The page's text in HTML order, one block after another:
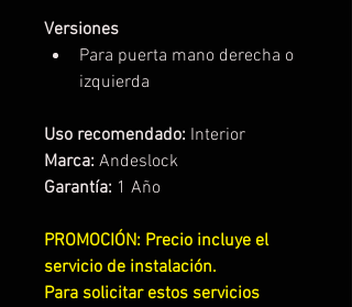
Versiones
Para puerta mano derecha o
izquierda
Uso recomendado: Interior
Marca: Andeslock
Garantía: 1 Año
PROMOCIÓN: Precio incluye el
servicio de instalación.
Para solicitar estos servicios